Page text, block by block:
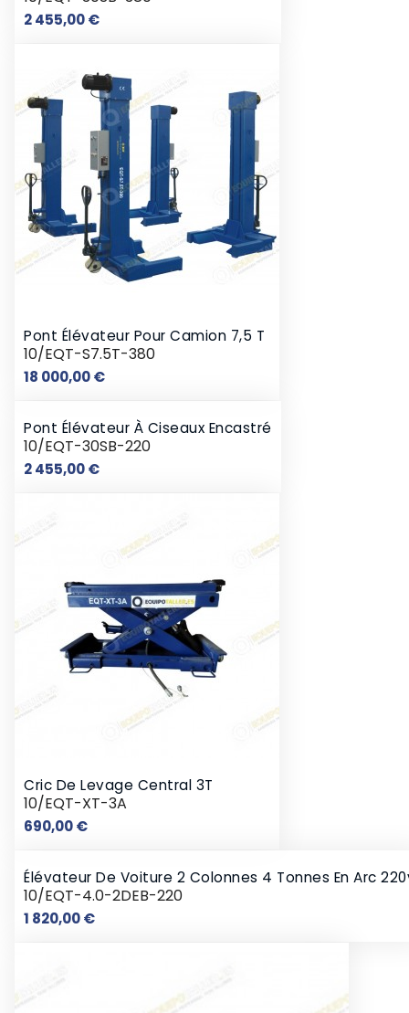
2 455,00 €Prix
Pont Élévateur Pour Camion 7,5 T
10/EQT-S7.5T-380
18 000,00 €Prix
Pont Élévateur À Ciseaux Encastré
10/EQT-30SB-220
2 455,00 €Prix
Cric De Levage Central 3T
10/EQT-XT-3A
690,00 €Prix
Élévateur De Voiture 2 Colonnes 4 Tonnes En Arc
10/EQT-4.0-2DEB-220
1 820,00 €Prix